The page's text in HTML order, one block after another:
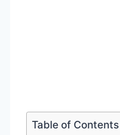
Table of Contents